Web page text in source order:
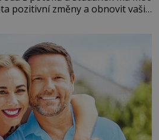
pozitivní změny a obnovit vaši
a přinést do svého života
důležité